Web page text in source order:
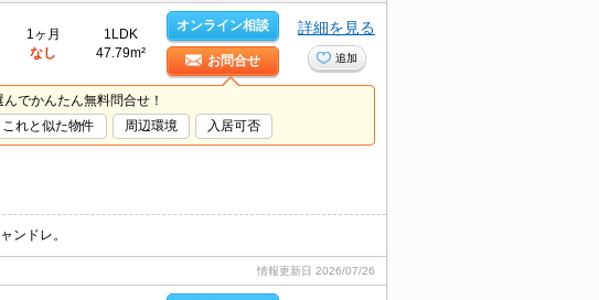
1ヶ月
なし
1LDK
47.79m²
オンライン相談
お問合せ
詳細を見る
追加
でかんたん無料問合せ！
これと似た物件 周辺環境 入居可否
ンドレ。
情報更新日 2026/07/26